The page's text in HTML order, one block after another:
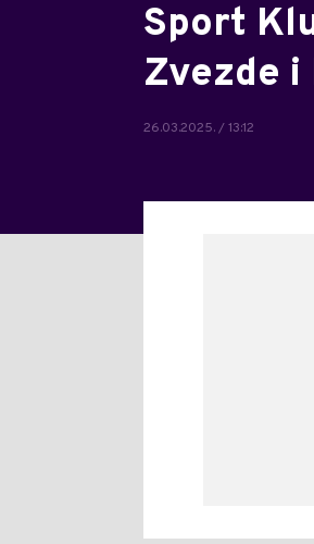
Sport
Zvezde
26.03.2025. / 13:12